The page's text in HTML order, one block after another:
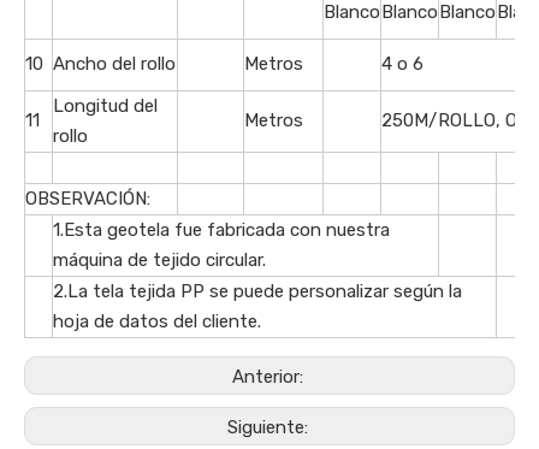
BlancoBlancoBlanco
10 Ancho del rollo Metros 4 o 6
11
Longitud del
rollo
Metros 250M/ROLLO, O
OBSERVACIÓN:
1.Esta geotela fue fabricada con nuestra
máquina de tejido circular.
2.La tela tejida PP se puede personalizar según la
hoja de datos del cliente.
Anterior:
Siguiente: